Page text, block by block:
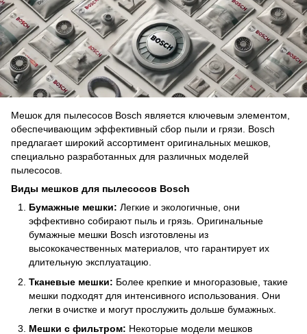
Мешок для пылесосов Bosch является ключевым элементом,
обеспечивающим эффективный сбор пыли и грязи. Bosch
предлагает широкий ассортимент оригинальных мешков,
специально разработанных для различных моделей
пылесосов.
Виды мешков для пылесосов Bosch
Бумажные мешки: Легкие и экологичные, они
эффективно собирают пыль и грязь. Оригинальные
бумажные мешки Bosch изготовлены из
высококачественных материалов, что гарантирует их
длительную эксплуатацию.
Тканевые мешки: Более крепкие и многоразовые, такие
мешки подходят для интенсивного использования. Они
легки в очистке и могут прослужить дольше бумажных.
Мешки с фильтром: Некоторые модели мешков